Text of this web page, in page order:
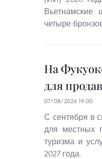
Вьетнамские
четыре
На
для
07/08/2026 19:00
С сентября в
для местных
туризма и
2027 года.